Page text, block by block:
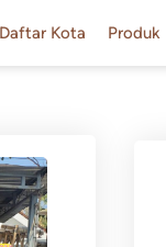
Daftar Kota Produk